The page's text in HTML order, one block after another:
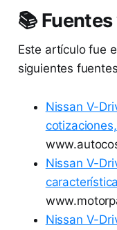
📚
Este artículo fue
siguientes
Nissan V-
Nissan V-
Nissan V-